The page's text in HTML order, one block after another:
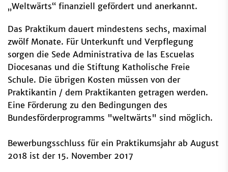
„Weltwärts“ finanziell gefördert und anerkannt.
Das Praktikum dauert mindestens sechs, maximal
zwölf Monate. Für Unterkunft und Verpflegung
sorgen die Sede Administrativa de las Escuelas
Diocesanas und die Stiftung Katholische Freie
Schule. Die übrigen Kosten müssen von der
Praktikantin / dem Praktikanten getragen werden.
Eine Förderung zu den Bedingungen des
Bundesförderprogramms "weltwärts" sind möglich.
Bewerbungsschluss für ein Praktikumsjahr ab August
2018 ist der 15. November 2017